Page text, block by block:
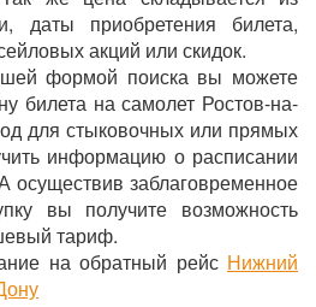
даты приобретения билета,
акций или скидок.
формой поиска вы можете
билета на самолет Ростов-на-
для стыковочных или прямых
информацию о расписании
осуществив заблаговременное
вы получите возможность
тариф.
на обратный рейс Нижний